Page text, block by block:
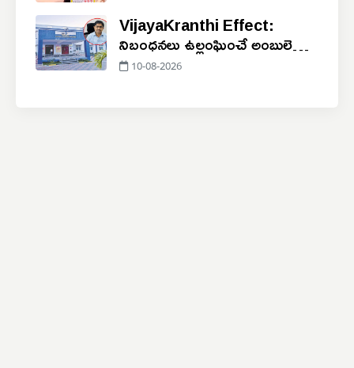
VijayaKranthi Effect:
నిబంధనలు ఉల్లంఘించే అంబులెన్స్‌,
డ్రైవర్లపై కఠిన చర్యలు
10-08-2026